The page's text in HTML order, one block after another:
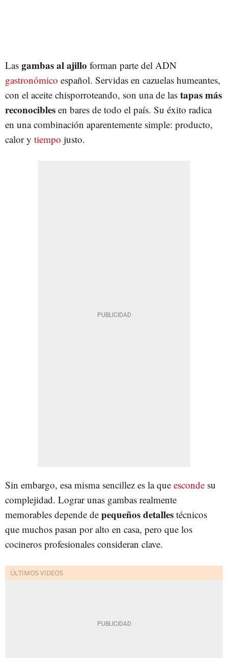
Las gambas al ajillo forman parte del ADN
gastronómico español. Servidas en cazuelas humeantes,
con el aceite chisporroteando, son una de las tapasmás
reconocibles en bares de todo el país. Su éxito radica
en una combinación aparentemente simple: producto,
calor y tiempo justo.
Sin embargo, esa misma sencillez es la que esconde su
complejidad. Lograr unas gambas realmente
memorables depende de pequeños detalles técnicos
que muchos pasan por alto en casa, pero que los
cocineros profesionales consideran clave.